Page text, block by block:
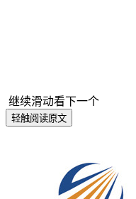
继续滑动看下一个
轻触阅读原文